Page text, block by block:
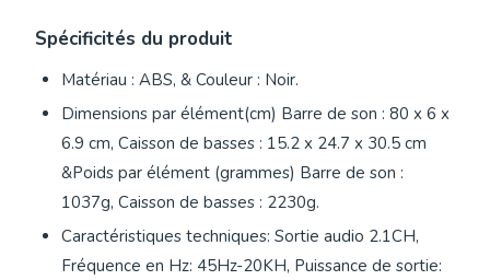
Spécificités du produit
Matériau : ABS, & Couleur : Noir.
Dimensions par élément(cm) Barre de son : 80 x 6 x
6.9 cm, Caisson de basses : 15.2 x 24.7 x 30.5 cm
&Poids par élément (grammes) Barre de son :
1037g, Caisson de basses : 2230g.
Caractéristiques techniques: Sortie audio 2.1CH,
Fréquence en Hz: 45Hz-20KH, Puissance de sortie: